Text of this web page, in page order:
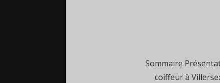
Sommaire
coiffeur à